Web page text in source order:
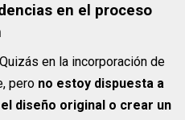
en el proceso
en la incorporación de
pero no estoy dispuesta a
diseño original o crear un